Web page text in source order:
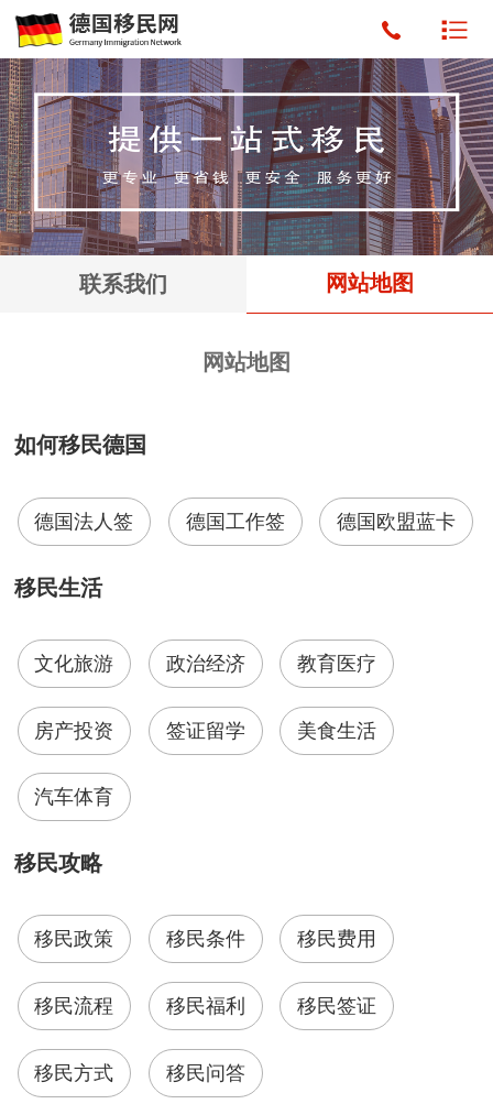
联系我们 网站地图
网站地图
如何移民德国
德国法人签 德国工作签 德国欧盟蓝卡
移民生活
文化旅游 政治经济 教育医疗
房产投资 签证留学 美食生活
汽车体育
移民攻略
移民政策 移民条件 移民费用
移民流程 移民福利 移民签证
移民方式 移民问答